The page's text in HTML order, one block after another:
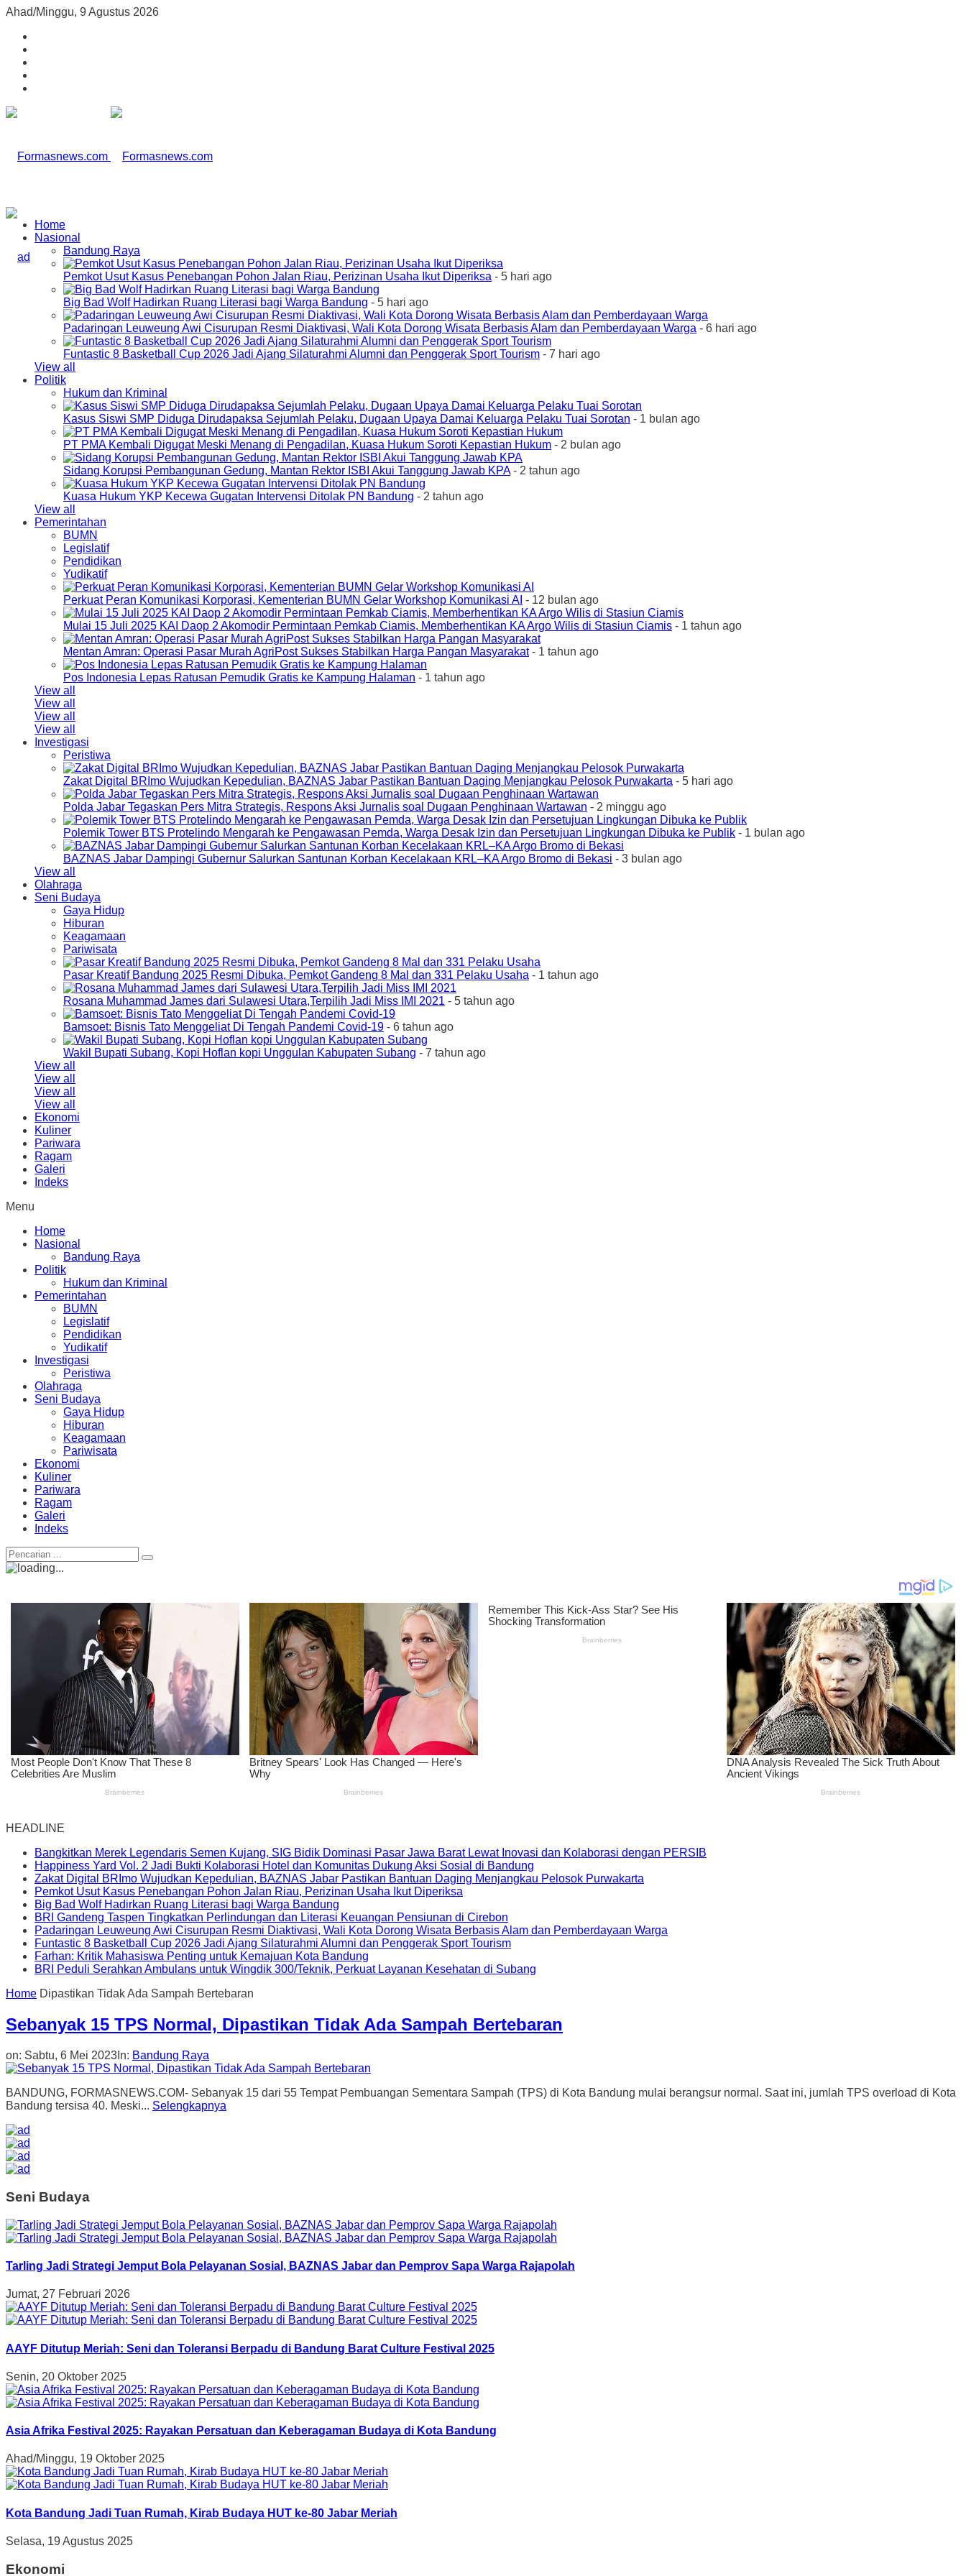
Ahad/Minggu, 9 Agustus 2026
Home
Nasional
Bandung Raya
Pemkot Usut Kasus Penebangan Pohon Jalan Riau, Perizinan Usaha Ikut Diperiksa - 5 hari ago
Big Bad Wolf Hadirkan Ruang Literasi bagi Warga Bandung - 5 hari ago
Padaringan Leuweung Awi Cisurupan Resmi Diaktivasi, Wali Kota Dorong Wisata Berbasis Alam dan Pemberdayaan Warga - 6 hari ago
Funtastic 8 Basketball Cup 2026 Jadi Ajang Silaturahmi Alumni dan Penggerak Sport Tourism - 7 hari ago
View all
Politik
Hukum dan Kriminal
Kasus Siswi SMP Diduga Dirudapaksa Sejumlah Pelaku, Dugaan Upaya Damai Keluarga Pelaku Tuai Sorotan - 1 bulan ago
PT PMA Kembali Digugat Meski Menang di Pengadilan, Kuasa Hukum Soroti Kepastian Hukum - 2 bulan ago
Sidang Korupsi Pembangunan Gedung, Mantan Rektor ISBI Akui Tanggung Jawab KPA- 2 tahun ago
Kuasa Hukum YKP Kecewa Gugatan Intervensi Ditolak PN Bandung - 2 tahun ago
View all
Pemerintahan
BUMN
Legislatif
Pendidikan
Yudikatif
Perkuat Peran Komunikasi Korporasi, Kementerian BUMN Gelar Workshop Komunikasi AI - 12 bulan ago
Mulai 15 Juli 2025 KAI Daop 2 Akomodir Permintaan Pemkab Ciamis, Memberhentikan KA Argo Wilis di Stasiun Ciamis - 1 tahun ago
Mentan Amran: Operasi Pasar Murah AgriPost Sukses Stabilkan Harga Pangan Masyarakat- 1 tahun ago
Pos Indonesia Lepas Ratusan Pemudik Gratis ke Kampung Halaman - 1 tahun ago
View all
View all
View all
View all
Investigasi
Peristiwa
Zakat Digital BRImo Wujudkan Kepedulian, BAZNAS Jabar Pastikan Bantuan Daging Menjangkau Pelosok Purwakarta - 5 hari ago
Polda Jabar Tegaskan Pers Mitra Strategis, Respons Aksi Jurnalis soal Dugaan Penghinaan Wartawan - 2 minggu ago
Polemik Tower BTS Protelindo Mengarah ke Pengawasan Pemda, Warga Desak Izin dan Persetujuan Lingkungan Dibuka ke Publik - 1 bulan ago
BAZNAS Jabar Dampingi Gubernur Salurkan Santunan Korban Kecelakaan KRL–KA Argo Bromo di Bekasi - 3 bulan ago
View all
Olahraga
Seni Budaya
Gaya Hidup
Hiburan
Keagamaan
Pariwisata
Pasar Kreatif Bandung 2025 Resmi Dibuka, Pemkot Gandeng 8 Mal dan 331 Pelaku Usaha - 1 tahun ago
Rosana Muhammad James dari Sulawesi Utara,Terpilih Jadi Miss IMI 2021 - 5 tahun ago
Bamsoet: Bisnis Tato Menggeliat Di Tengah Pandemi Covid-19 - 6 tahun ago
Wakil Bupati Subang, Kopi Hoflan kopi Unggulan Kabupaten Subang - 7 tahun ago
View all
View all
View all
View all
Ekonomi
Kuliner
Pariwara
Ragam
Galeri
Indeks
Menu
Home
Nasional
Bandung Raya
Politik
Hukum dan Kriminal
Pemerintahan
BUMN
Legislatif
Pendidikan
Yudikatif
Investigasi
Peristiwa
Olahraga
Seni Budaya
Gaya Hidup
Hiburan
Keagamaan
Pariwisata
Ekonomi
Kuliner
Pariwara
Ragam
Galeri
Indeks
HEADLINE
Bangkitkan Merek Legendaris Semen Kujang, SIG Bidik Dominasi Pasar Jawa Barat Lewat Inovasi dan Kolaborasi dengan PERSIB
Happiness Yard Vol. 2 Jadi Bukti Kolaborasi Hotel dan Komunitas Dukung Aksi Sosial di Bandung
Zakat Digital BRImo Wujudkan Kepedulian, BAZNAS Jabar Pastikan Bantuan Daging Menjangkau Pelosok Purwakarta
Pemkot Usut Kasus Penebangan Pohon Jalan Riau, Perizinan Usaha Ikut Diperiksa
Big Bad Wolf Hadirkan Ruang Literasi bagi Warga Bandung
BRI Gandeng Taspen Tingkatkan Perlindungan dan Literasi Keuangan Pensiunan di Cirebon
Padaringan Leuweung Awi Cisurupan Resmi Diaktivasi, Wali Kota Dorong Wisata Berbasis Alam dan Pemberdayaan Warga
Funtastic 8 Basketball Cup 2026 Jadi Ajang Silaturahmi Alumni dan Penggerak Sport Tourism
Farhan: Kritik Mahasiswa Penting untuk Kemajuan Kota Bandung
BRI Peduli Serahkan Ambulans untuk Wingdik 300/Teknik, Perkuat Layanan Kesehatan di Subang
Home Dipastikan Tidak Ada Sampah Bertebaran
Sebanyak 15 TPS Normal, Dipastikan Tidak Ada Sampah Bertebaran
on: Sabtu, 6 Mei 2023 In: Bandung Raya
BANDUNG, FORMASNEWS.COM- Sebanyak 15 dari 55 Tempat Pembuangan Sementara Sampah (TPS) di Kota Bandung mulai berangsur normal. Saat ini, jumlah TPS overload di Kota
Bandung tersisa 40. Meski... Selengkapnya
Seni Budaya
Tarling Jadi Strategi Jemput Bola Pelayanan Sosial, BAZNAS Jabar dan Pemprov Sapa Warga Rajapolah
Jumat, 27 Februari 2026
AAYF Ditutup Meriah: Seni dan Toleransi Berpadu di Bandung Barat Culture Festival 2025
Senin, 20 Oktober 2025
Asia Afrika Festival 2025: Rayakan Persatuan dan Keberagaman Budaya di Kota Bandung
Ahad/Minggu, 19 Oktober 2025
Kota Bandung Jadi Tuan Rumah, Kirab Budaya HUT ke-80 Jabar Meriah
Selasa, 19 Agustus 2025
Ekonomi